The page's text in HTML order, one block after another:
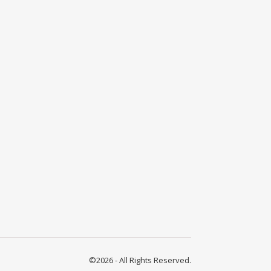
©2026 - All Rights Reserved.